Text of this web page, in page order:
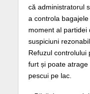
că administratorul
a controla
moment al partidei
suspiciuni
Refuzul controlului
furt și poate
pescui pe lac.